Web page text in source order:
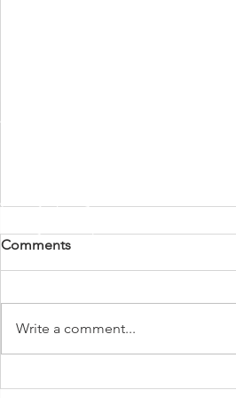
Comments
Write a comment...